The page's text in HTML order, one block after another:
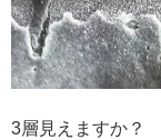
3層見えますか？